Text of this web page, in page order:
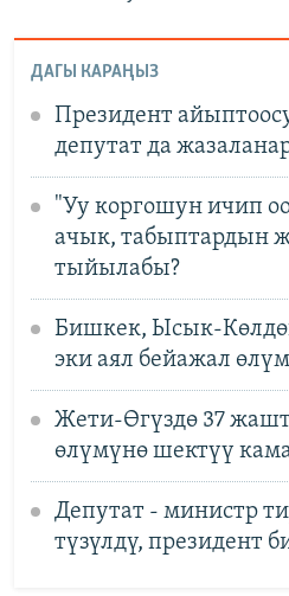
ДАГЫ КАРАҢЫЗ
Президент
депутат да
"Уу коргошун ичип
ачык, табыптардын
тыйылабы?
Бишкек, Ысык-
эки аял бейажал
Жети-Өгүздө 37
өлүмүнө шектүү
Депутат - министр
түзүлдү, президент